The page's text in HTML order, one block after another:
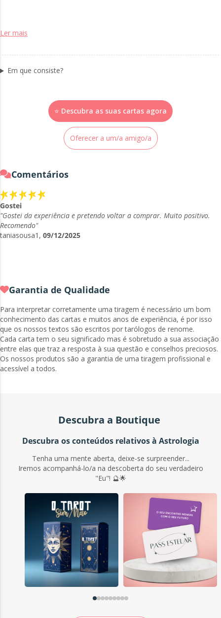
Ler mais
Em que consiste?
⭐ Descubra as suas cartas agora
Oferecer a um/a amigo/a
Comentários
Gostei
"Gostei da experiência e pretendo voltar a comprar. Muito positivo.
Recomendo"
taniasousa1, 09/12/2025
Garantia de Qualidade
Para interpretar corretamente uma tiragem é necessário um bom
conhecimento das cartas e muitos anos de experiência, é por isso
que os nossos textos são escritos por tarólogos de renome.
Cada carta tem o seu significado mas é sobretudo a sua associação
entre elas que traz a resposta à sua questão e conselhos preciosos.
Os nossos produtos são a garantia de uma tiragem profissional e
acessível a todos.
Descubra a Boutique
Descubra os conteúdos relativos à Astrologia
Tenha uma mente aberta, deixe-se surpreender...
Iremos acompanhá-lo/a na descoberta do seu verdadeiro
"Eu"! 🔮🌟